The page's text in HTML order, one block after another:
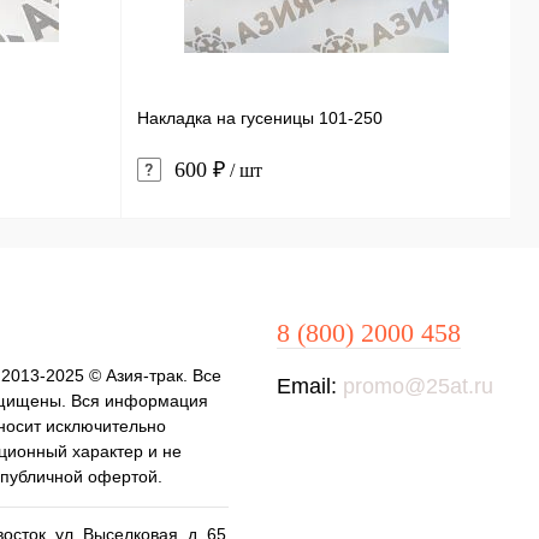
Накладка на гусеницы 101-250
600 ₽ / шт
2025 © Азия-трак. Все
Вся информация
исключительно
характер и не
офертой.
ул. Выселковая, д. 65
8 (800) 2000 458
Email: promo@25at.ru